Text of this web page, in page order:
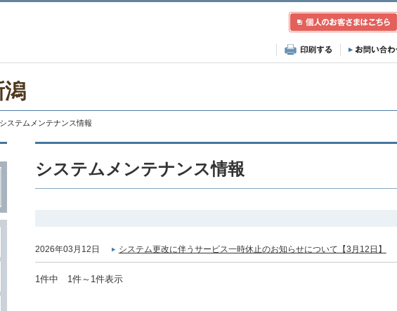
ステムメンテナンス情報
システムメンテナンス情報
2026年03月12日 システム更改に伴うサービス一時休止のお知らせについて【3月12日】
1件中 1件～1件表示